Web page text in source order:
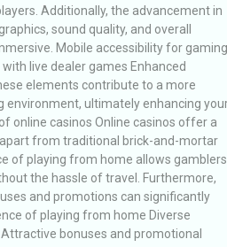
Additionally, the advancement in
sound quality, and overall
Mobile accessibility for gaming
live dealer games Enhanced
elements contribute to a more
environment, ultimately enhancing
online casinos Online casinos offer a
from traditional brick-and-mortar
of playing from home allows gamblers
the hassle of travel. Furthermore,
and promotions can significantly
of playing from home Diverse
bonuses and promotional